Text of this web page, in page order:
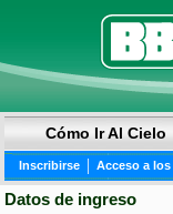
Cómo Ir Al Cielo
Inscribirse | Acceso a
Datos de ingreso